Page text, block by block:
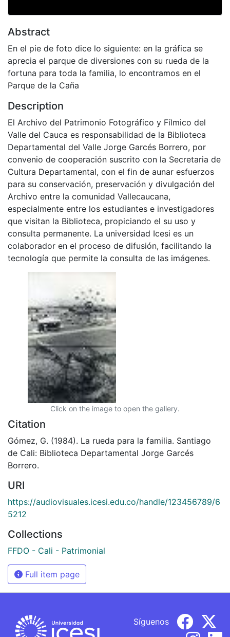
Abstract
En el pie de foto dice lo siguiente: en la gráfica se
aprecia el parque de diversiones con su rueda de la
fortuna para toda la familia, lo encontramos en el
Parque de la Caña
Description
El Archivo del Patrimonio Fotográfico y Fílmico del
Valle del Cauca es responsabilidad de la Biblioteca
Departamental del Valle Jorge Garcés Borrero, por
convenio de cooperación suscrito con la Secretaria de
Cultura Departamental, con el fin de aunar esfuerzos
para su conservación, preservación y divulgación del
Archivo entre la comunidad Vallecaucana,
especialmente entre los estudiantes e investigadores
que visitan la Biblioteca, propiciando el su uso y
consulta permanente. La universidad Icesi es un
colaborador en el proceso de difusión, facilitando la
tecnología que permite la consulta de las imágenes.
Click on the image to open the gallery.
Citation
Gómez, G. (1984). La rueda para la familia. Santiago
de Cali: Biblioteca Departamental Jorge Garcés
Borrero.
URI
https://audiovisuales.icesi.edu.co/handle/123456789/6
5212
Collections
FFDO - Cali - Patrimonial
Full item page
Síguenos